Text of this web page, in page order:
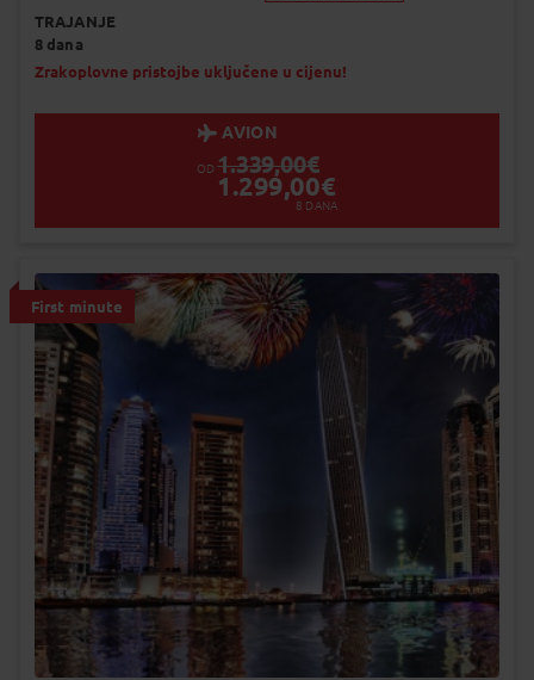
Popunjeno
TRAJANJE
8 dana
Zrakoplovne pristojbe uključene u cijenu!
AVION
OD 1.339,00€
1.299,00€
8 DANA
First minute